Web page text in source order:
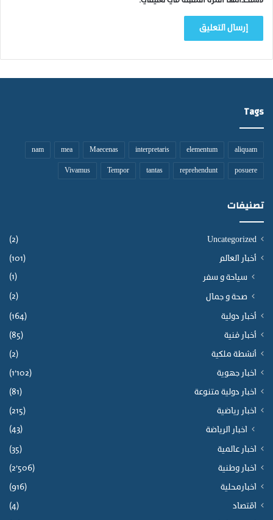
Tags
aliquam
elementum
interpretaris
Maecenas
mea
nam
posuere
reprehendunt
tantas
Tempor
Vivamus
تصنيفات
Uncategorized
(2)
أخبار العالم (101)
سياحة و سفر (1)
صحة و جمال (2)
أخبار دولية (164)
أخبار فنية (85)
أنشطة ملكية (2)
اخبار جهوية (1٬102)
اخبار دولية متنوعة (81)
اخبار رياضية (215)
اخبار الرياضة (43)
اخبار عالمية (35)
اخبار وطنية (2٬506)
اخبارمحلية (916)
اقتصاد (4)